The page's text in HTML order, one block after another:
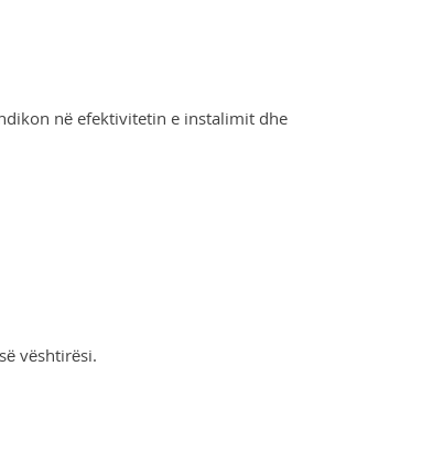
në efektivitetin e instalimit dhe
vështirësi.